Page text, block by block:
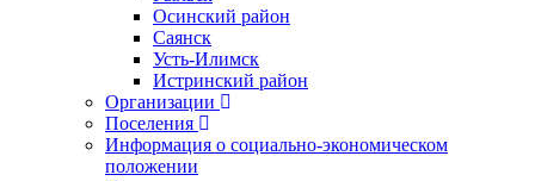
Осинский район
Саянск
Усть-Илимск
Истринский район
Организации
Поселения
Информация о социально-экономическом
положении